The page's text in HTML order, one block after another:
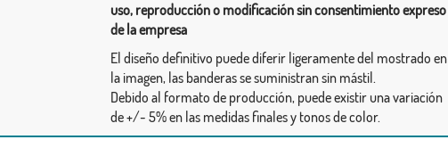
uso, reproducción o modificación sin consentimiento expreso
de la empresa
El diseño definitivo puede diferir ligeramente del mostrado en
la imagen, las banderas se suministran sin mástil.
Debido al formato de producción, puede existir una variación
de +/- 5% en las medidas finales y tonos de color.